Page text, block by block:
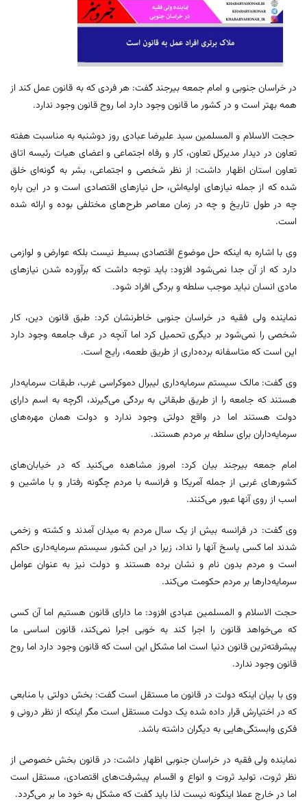
در خراسان جنوبی و امام جمعه بیرجند گفت: هر فردی که به قانون عمل کند از
همه بهتر است و در کشور ما قانون وجود دارد اما روح قانون وجود ندارد.
حجت الاسلام و المسلمین سید علیرضا عبادی روز دوشنبه به مناسبت هفته
تعاون در دیدار مدیرکل تعاون، کار و رفاه اجتماعی و اعضای هیات رئیسه اتاق
تعاون استان اظهار داشت: از نظر شخصی و اجتماعی، بشر به گونه‌ای خلق
شده که از جمله نیازهای اولیه‌اش، حل نیازهای اقتصادی است و در این باره
چه در طول تاریخ و چه در زمان معاصر طرح‌های مختلفی بوده و ارائه شده
است.
وی با اشاره به اینکه حل موضوع اقتصادی بسیط نیست بلکه عوارض و لوازمی
دارد که از آن جدا نمی‌شود افزود: باید توجه داشت که برآورده شدن نیازهای
مادی انسان نباید موجب سلطه و بردگی افراد شود.
نماینده ولی فقیه در خراسان جنوبی خاطرنشان کرد: طبق قانون دین، کار
شخصی را نمی‌شود بر دیگری تحمیل کرد اما آنچه در عرف جامعه وجود دارد
این است که متاسفانه برده‌داری از طریق طعمه، رایج است.
وی گفت: مالک سیستم سرمایه‌داری لیبرال دموکراسی غرب، طبقات سرمایه‌دار
هستند که جامعه را از طریق طبقاتی به بردگی می‌گیرند، اگرچه به اسم دارای
دولت هستند اما در واقع دولتی وجود ندارد و دولت همان مهره‌های
سرمایه‌داران برای سلطه بر مردم هستند.
امام جمعه بیرجند بیان کرد: امروز مشاهده می‌کنید که در خیابان‌های
کشورهای غربی از جمله آمریکا و فرانسه با مردم چگونه رفتار و با ماشین و
اسب از روی آنها عبور می‌کنند.
وی گفت: در فرانسه بیش از یک سال مردم به میدان آمدند و کشته و زخمی
شدند اما کسی پاسخ آنها را نداد، زیرا در این کشور سیستم سرمایه‌داری حاکم
است و مردم بدون نام و نشان برده هستند و دولت نیز به عنوان عوامل
سرمایه‌دارها بر مردم حکومت می‌کند.
حجت الاسلام و المسلمین عبادی افزود: ما دارای قانون هستیم اما آن کسی
که می‌خواهد قانون را اجرا کند به خوبی اجرا نمی‌کند، قانون اساسی ما
پیشرفته‌ترین قانون دنیا است اما مشکل این است که قانون وجود دارد اما روح
قانون وجود ندارد.
وی با بیان اینکه دولت در قانون ما مستقل است گفت: بخش دولتی با منابعی
که در اختیارش قرار داده شده یک دولت مستقل است مگر اینکه از نظر درونی و
فکری وابستگی‌هایی به دیگران داشته باشد.
نماینده ولی فقیه در خراسان جنوبی اظهار داشت: در قانون بخش خصوصی از
نظر ثروت، تولید ثروت و انواع و اقسام پیشرفت‌های اقتصادی، مستقل است
اما در خارج عملا اینگونه نیست لذا باید گفت که مشکل به خود ما بر می‌گردد.